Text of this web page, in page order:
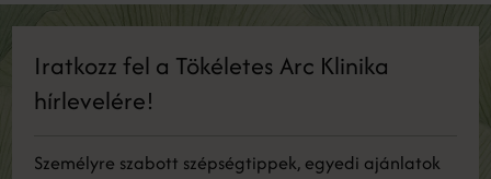
Iratkozz fel a Tökéletes Arc Klinika
hírlevelére!
Személyre szabott szépségtippek, egyedi ajánlatok